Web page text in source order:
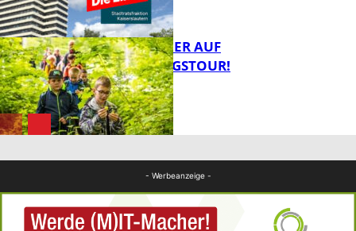
FB News
MIT DEM JÄGER AUF
ENTDECKUNGSTOUR!
- Werbeanzeige -